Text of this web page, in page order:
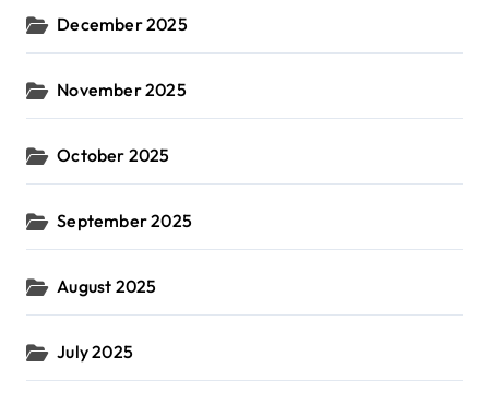
December 2025
November 2025
October 2025
September 2025
August 2025
July 2025